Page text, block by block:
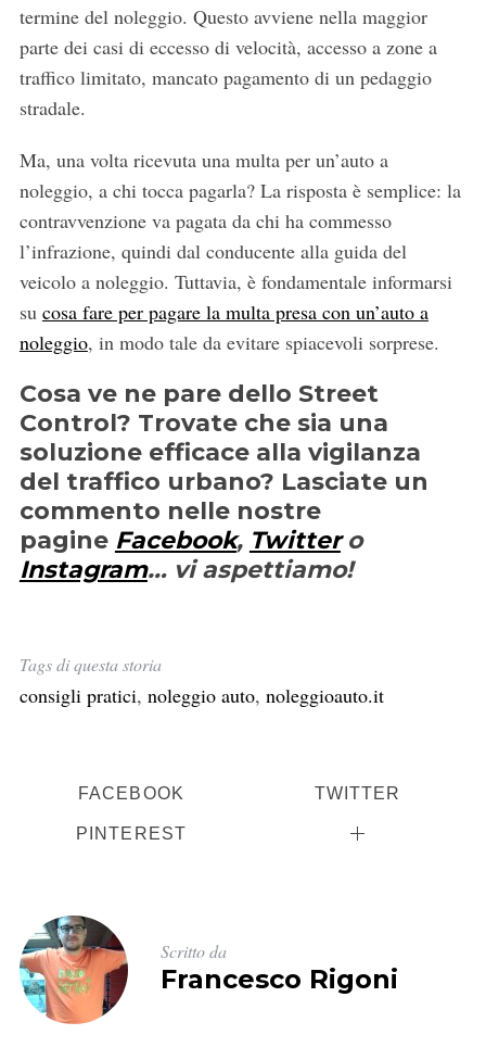
termine del noleggio. Questo avviene nella maggior
parte dei casi di eccesso di velocità, accesso a zone a
traffico limitato, mancato pagamento di un pedaggio
stradale.
Ma, una volta ricevuta una multa per un’auto a
noleggio, a chi tocca pagarla? La risposta è semplice: la
contravvenzione va pagata da chi ha commesso
l’infrazione, quindi dal conducente alla guida del
veicolo a noleggio. Tuttavia, è fondamentale informarsi
su cosa fare per pagare la multa presa con un’auto a
noleggio, in modo tale da evitare spiacevoli sorprese.
Cosa ve ne pare dello Street
Control? Trovate che sia una
soluzione efficace alla vigilanza
del traffico urbano? Lasciate un
commento nelle nostre
pagine Facebook, Twittero
Instagram… vi aspettiamo!
Tags di questa storia
consigli pratici, noleggio auto, noleggioauto.it
FACEBOOK TWITTER
PINTEREST
Scritto da
Francesco Rigoni
C
e
c
: